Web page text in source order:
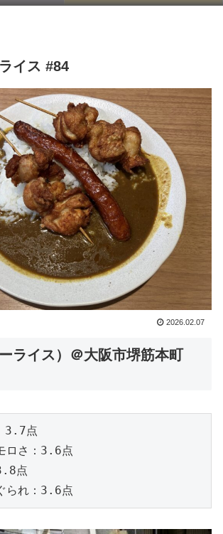
イス #84
2026.02.07
ライス）＠大阪市堺筋本町
3.7点
ロさ：3.6点
点
られ：3.6点